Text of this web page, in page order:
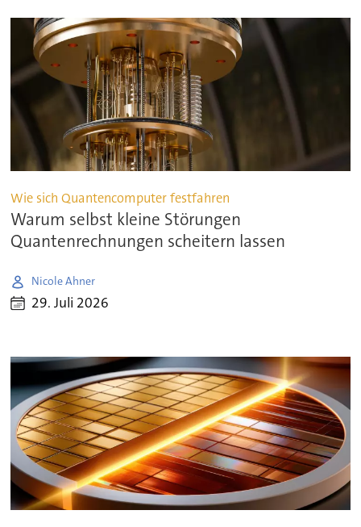
Wie sich Quantencomputer festfahren
Warum selbst kleine Störungen
Quantenrechnungen scheitern lassen
Nicole Ahner
29. Juli 2026